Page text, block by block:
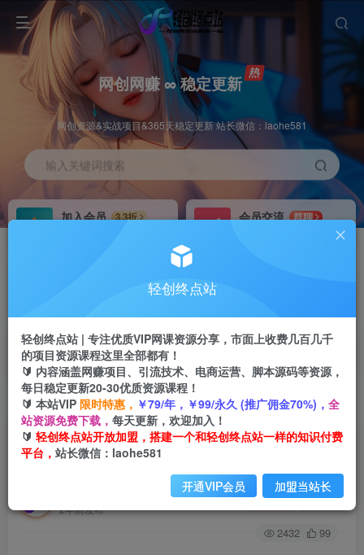
网创网赚 ∞ 稳定更新
网创资源&实战项目&365天稳定更新 站长微信：laohe581
输入关键词搜索
加入会员
3.3折
会员交流
群聊
首页 创业课程 会员专属 正文
（6373期）苹果小游戏无限撸红包 单机一小时15
～20左右 全程不用看广告！
2年前发布
关注 私信
2432 99
轻创终点站
轻创终点站 | 专注优质VIP网课资源分享，市面上收费几百几千
的项目资源课程这里全部都有！
🔰 内容涵盖网赚项目、引流技术、电商运营、脚本源码等资源，
每日稳定更新20-30优质资源课程！
🔰 本站VIP 限时特惠， ￥79/年，￥99/永久 (推广佣金70%)， 全
站资源免费下载， 每天更新，欢迎加入！
🔰 轻创终点站开放加盟，搭建一个和轻创终点站一样的知识付费
平台， 站长微信：laohe581
开通VIP会员 加盟当站长